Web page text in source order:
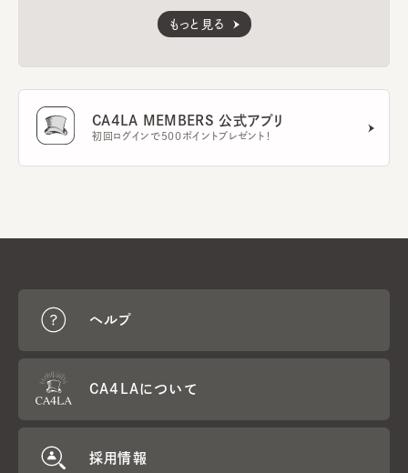
もっと見る
CA4LA MEMBERS 公式アプリ
初回ログインで500ポイントプレゼント！
ヘルプ
CA4LAについて
採用情報